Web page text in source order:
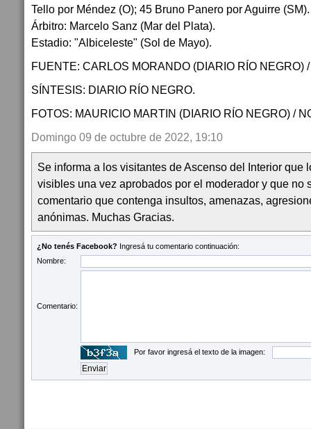
Tello por Méndez (O); 45 Bruno Panero por Aguirre (SM).
Árbitro: Marcelo Sanz (Mar del Plata).
Estadio: "Albiceleste" (Sol de Mayo).
FUENTE: CARLOS MORANDO (DIARIO RÍO NEGRO)
SÍNTESIS: DIARIO RÍO NEGRO.
FOTOS: MAURICIO MARTIN (DIARIO RÍO NEGRO) /
Domingo 09 de octubre de 2022, 19:10
Se informa a los visitantes de Ascenso del Interior que
visibles una vez aprobados por el moderador y que no
comentario que contenga insultos, amenazas,
anónimas. Muchas Gracias.
¿No tenés Facebook? Ingresá tu comentario continuación:
Nombre:
Comentario:
Por favor ingresá el texto de la imagen: